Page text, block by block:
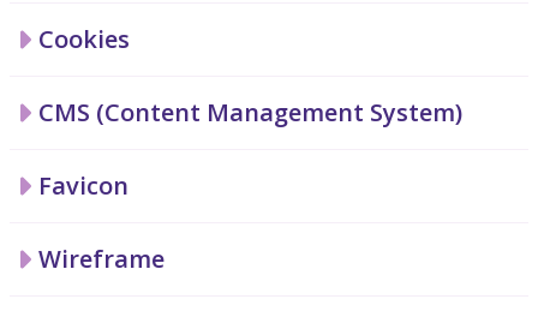
Cookies
CMS (Content Management System)
Favicon
Wireframe